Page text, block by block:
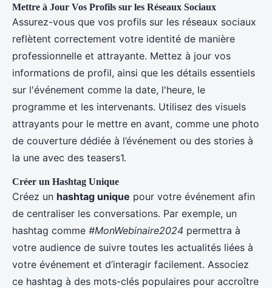
Mettre à Jour Vos Profils sur les Réseaux Sociaux
Assurez-vous que vos profils sur les réseaux sociaux
reflètent correctement votre identité de manière
professionnelle et attrayante. Mettez à jour vos
informations de profil, ainsi que les détails essentiels
sur l'événement comme la date, l'heure, le
programme et les intervenants. Utilisez des visuels
attrayants pour le mettre en avant, comme une photo
de couverture dédiée à l’événement ou des stories à
la une avec des teasers1.
Créer un Hashtag Unique
Créez un hashtag unique pour votre événement afin
de centraliser les conversations. Par exemple, un
hashtag comme #MonWebinaire2024 permettra à
votre audience de suivre toutes les actualités liées à
votre événement et d’interagir facilement. Associez
ce hashtag à des mots-clés populaires pour accroître